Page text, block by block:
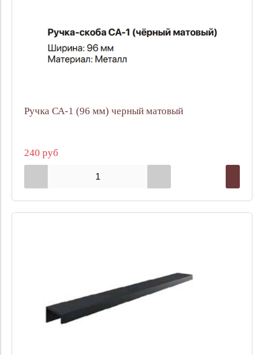
Ручка СА-1 (96 мм) черный матовый
240 руб